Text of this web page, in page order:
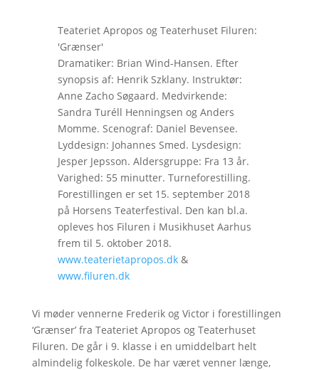
Teateriet Apropos og Teaterhuset Filuren:
'Grænser'
Dramatiker: Brian Wind-Hansen. Efter
synopsis af: Henrik Szklany. Instruktør:
Anne Zacho Søgaard. Medvirkende:
Sandra Turéll Henningsen og Anders
Momme. Scenograf: Daniel Bevensee.
Lyddesign: Johannes Smed. Lysdesign:
Jesper Jepsson. Aldersgruppe: Fra 13 år.
Varighed: 55 minutter. Turneforestilling.
Forestillingen er set 15. september 2018
på Horsens Teaterfestival. Den kan bl.a.
opleves hos Filuren i Musikhuset Aarhus
frem til 5. oktober 2018.
www.teaterietapropos.dk&
www.filuren.dk
Vi møder vennerne Frederik og Victor i forestillingen
‘Grænser’ fra Teateriet Apropos og Teaterhuset
Filuren. De går i 9. klasse i en umiddelbart helt
almindelig folkeskole. De har været venner længe,